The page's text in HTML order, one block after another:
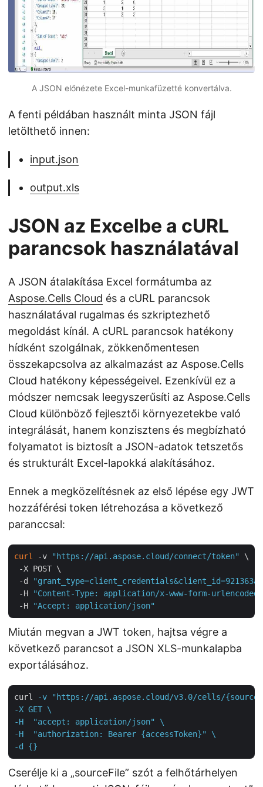
A JSON előnézete Excel-munkafüzetté konvertálva.
A fenti példában használt minta JSON fájl
letölthető innen:
input.json
output.xls
JSON az Excelbe a cURL
parancsok használatával
A JSON átalakítása Excel formátumba az
Aspose.Cells Cloud és a cURL parancsok
használatával rugalmas és szkriptezhető
megoldást kínál. A cURL parancsok hatékony
hídként szolgálnak, zökkenőmentesen
összekapcsolva az alkalmazást az Aspose.Cells
Cloud hatékony képességeivel. Ezenkívül ez a
módszer nemcsak leegyszerűsíti az Aspose.Cells
Cloud különböző fejlesztői környezetekbe való
integrálását, hanem konzisztens és megbízható
folyamatot is biztosít a JSON-adatok tetszetős
és strukturált Excel-lapokká alakításához.
Ennek a megközelítésnek az első lépése egy JWT
hozzáférési token létrehozása a következő
paranccsal:
curl -v "https://api.aspose.cloud/connect/token"
\
-X POST \
-d
"grant_type=client_credentials&client_id=921363a8-
-H
"Content-Type: application/x-www-form-urlencoded"
-H
"Accept: application/json"
Miután megvan a JWT token, hajtsa végre a
következő parancsot a JSON XLS-munkalapba
exportálásához.
curl
-v "https://api.aspose.cloud/v3.0/cells/
-X GET \
-H  "accept: application/json" \
-H  "authorization: Bearer {accessToken}" \
-d {}
Cserélje ki a „sourceFile” szót a felhőtárhelyen